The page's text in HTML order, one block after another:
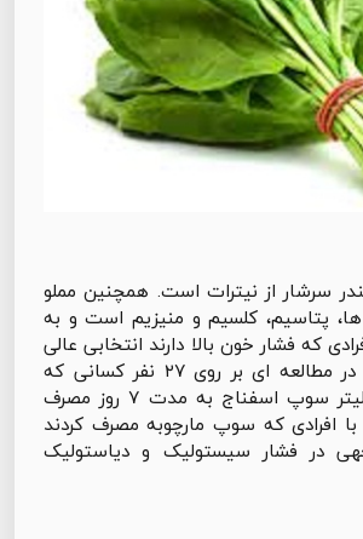
سرشار از نیترات است. همچنین مملو
ها، پتاسیم، کلسیم و منیزیم است و به
که فشار خون بالا دارند انتخابی عالی
محسوب می‌شود. در مطالعه ای بر روی ۲۷ نفر کسانی که
روزانه ۵۰۰ میلی لیتر سوپ اسفناج به مدت ۷ روز مصرف
با افرادی که سوپ مارچوبه مصرف کردند
در فشار سیستولیک و دیاستولیک